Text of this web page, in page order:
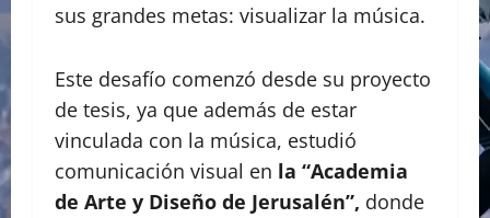
sus grandes metas: visualizar la música.
Este desafío comenzó desde su proyecto
de tesis, ya que además de estar
vinculada con la música, estudió
comunicación visual en la “Academia
de Arte y Diseño de Jerusalén”, donde